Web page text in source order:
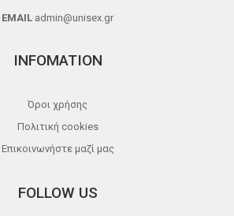
EMAIL admin@unisex.gr
INFOMATION
Όροι χρήσης
Πολιτική cookies
Επικοινωνήστε μαζί μας
FOLLOW US